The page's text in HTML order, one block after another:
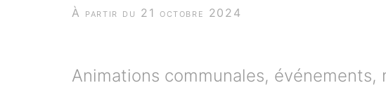
À partir du 21 octobre 2024
Animations communales, événements,